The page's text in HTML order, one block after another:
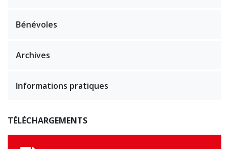
Bénévoles
Archives
Informations pratiques
TÉLÉCHARGEMENTS